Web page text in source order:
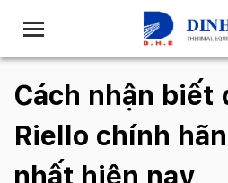
T
g
g
l
e
n
a
Cách nhận biết
Riello chính
nhất hiện nay